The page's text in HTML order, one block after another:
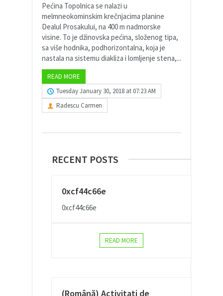
Pećina Topolnica se nalazi u
melmneokominskim krečnjacima planine
Dealul Prosakului, na 400 m nadmorske
visine. To je džinovska pećina, složenog tipa,
sa više hodnika, podhorizontalna, koja je
nastala na sistemu diakliza i lomljenje stena,...
READ MORE
Tuesday January 30, 2018 at 07:23 AM
Radescu Carmen
RECENT POSTS
0xcf44c66e
0xcf44c66e
READ MORE
(Română) Activitati de